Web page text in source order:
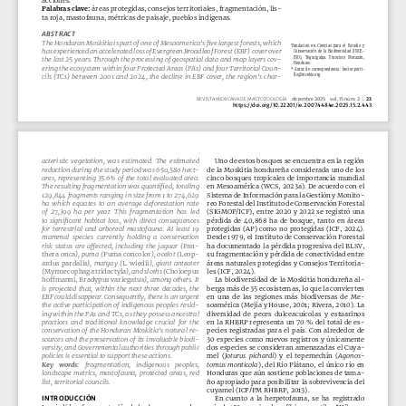
REVISTA MEXICANA DE MASTOZOOLOGÍA diciembre 2025 vol. 15 núm. 2 | 23
1Fundación  en  Ciencias  para  el  Estudio  y
Conservación  de  la  Biodiversidad  (INCE -
BIO),   Tegucigalpa.   Francisco   Morazán,
Honduras.
*  Autor  de  correspondencia:  hector.porti-
llo@incebio.org
Palabras clave: áreas protegidas, consejos territoriales, fragmentación, lis -
ta roja, mastofauna, métricas de paisaje, pueblos indígenas.
ABSTRACT
The Honduran Moskitia is part of one of Mesoamerica's five largest forests, which
has experienced an accelerated loss of Evergreen Broadleaf Forest (EBF) cover over
the last 25 years. Through the processing of geospatial data and map layers cov-
ering the ecosystem within four Protected Areas (PAs) and four Territorial Coun-
cils (TCs) between 2001 and 2024, the decline in EBF cover, the region’s char-
https://doi.org/10.22201/ie.20074484e.2025.15.2.443
acteristic vegetation, was estimated. The estimated
reduction during the study period was 650,580 hect-
ares, representing 35.6% of the total evaluated area.
The resulting fragmentation was quantified, totaling
129,844 fragments ranging in size from 1 to 274,629
ha  which  equates  to  an  average  deforestation  rate
of  27,399  ha  per  year.  This  fragmentation  has  led
to significant habitat loss, with direct consequences
for  terrestrial  and  arboreal  mastofauna.  At  least  19
mammal  species  currently  holding  a  conservation
risk status are affected, including the jaguar (Pan -
thera onca), puma (Puma concolor ), ocelot (Leop-
ardus  pardalis), margay (L.  wiedii ), giant anteater
(Myrmecophaga tridactyla), and sloths (Choloepus
hoffmanni, Bradypus variegatus), among others. It
is projected that, within the next three decades, the
EBF could disappear. Consequently, there is an urgent
the active participation of indigenous peoples resid-
ing within the PAs and TCs, as they possess ancestral
practices  and  traditional  knowledge  crucial  for  the
conservation of the Honduran Moskitia's natural re-
sources and the preservation of its invaluable biodi-
versity, and Governmental authorities through public
policies is essential to support these actions.
Key    words:
fragmentation,  indigenous  peoples,
landscape metrics, mastofauna, protected areas, red
list, territorial councils.
INTRODUCCIÓN
Uno de estos bosques se encuentra en la región
de la Moskitia hondureña considerada uno de los
cinco bosques tropicales de importancia mundial
en Mesoamérica (WCS, 2023a). De acuerdo con el
Sistema de Información para la Gestión y Monito
reo Forestal del Instituto de Conservación Forestal
(SIGMOF/ICF), entre 2020 y 2022 se registró una
pérdida  de  40,868  ha  de  bosque,  tanto  en  áreas
protegidas  (AP)  como  no  protegidas  (ICF,  2024).
Desde 1979, el Instituto de Conservación Forestal
ha  documentado  la  pérdida  progresiva  del  BLSV,
su fragmentación y pérdida de conectividad entre
áreas naturales protegidas y Consejos Territoria-
les (ICF, 2024).
La  biodiversidad  de  la  Moskitia  hondureña  al -
berga más de 35 ecosistemas, lo que la convierten
en  una  de  las  regiones  más  biodiversas  de  Me-
soamérica (Mejía y House, 2001; Rivera, 2010). La
diversidad  de  peces  dulceacuícolas  y  estuarinos
en la RHBRP representa un 70 % del total de es -
pecies  registradas  para  el  país.  Con  alrededor  de
30  especies  como  nuevos  registros  y  únicamente
dos  especies  se  consideran  amenazadas  el  Cuya-
mel  (Joturus  pichardi)  y  el  tepemechín  (Agonos-
tomus  monticola),  del  Río  Plátano,  el  único  río  en
Honduras que aún sostiene poblaciones de tama-
ño apropiado para posibilitar la sobrevivencia del
cuyamel (ICF/PM RHBRP, 2013).
En  cuanto  a  la  herpetofauna,  se  ha  registrado